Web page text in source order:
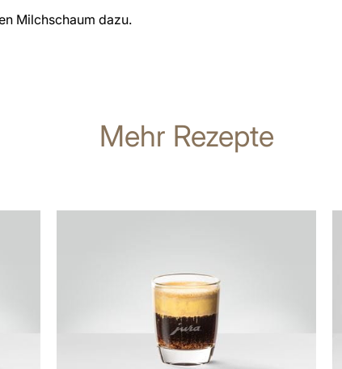
Milchschaum dazu.
Mehr Rezepte